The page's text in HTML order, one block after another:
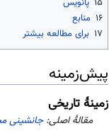
۱۶ منابع
۱۷ برای مطالعه بیشتر
پیش‌زمینه
زمینهٔ تاریخی
مقالهٔ اصلی:جانشینی